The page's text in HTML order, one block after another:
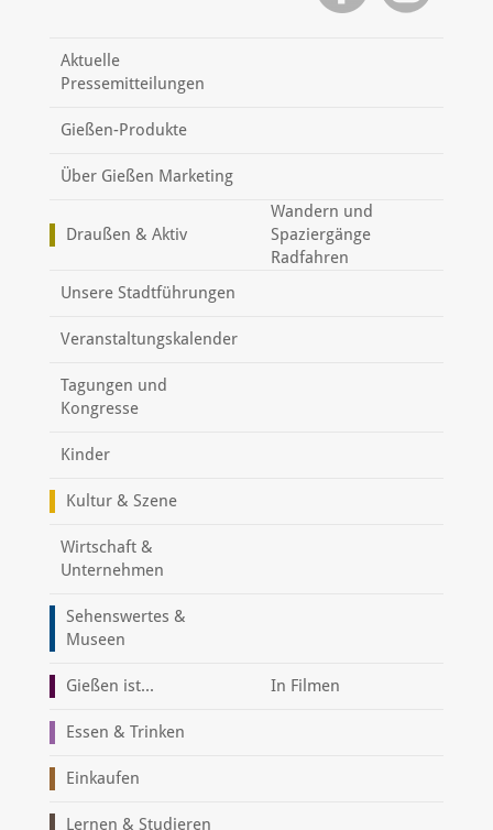
Aktuelle
Pressemitteilungen
Gießen-Produkte
Über Gießen Marketing
Draußen & Aktiv
Wandern und
Spaziergänge
Radfahren
Unsere Stadtführungen
Veranstaltungskalender
Tagungen und
Kongresse
Kinder
Kultur & Szene
Wirtschaft &
Unternehmen
Sehenswertes &
Museen
Gießen ist... In Filmen
Essen & Trinken
Einkaufen
Lernen & Studieren